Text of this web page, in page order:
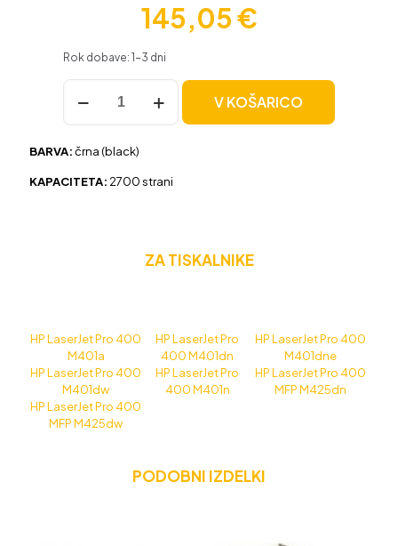
145,05€
Rok dobave: 1-3 dni
Toner
80A
črna,
količina
V KOŠARICO
BARVA:črna (black)
KAPACITETA: 2700 strani
ZA TISKALNIKE
HP LaserJet Pro 400
M401a
HP LaserJet Pro
400 M401dn
HP LaserJet Pro 400
M401dne
HP LaserJet Pro 400
M401dw
HP LaserJet Pro
400 M401n
HP LaserJet Pro 400
MFP M425dn
HP LaserJet Pro 400
MFP M425dw
PODOBNI IZDELKI